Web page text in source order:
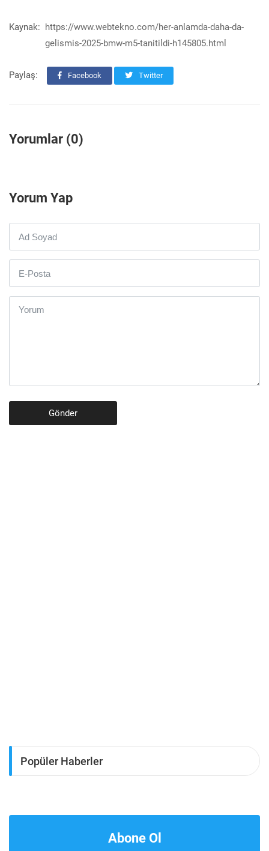
Kaynak: https://www.webtekno.com/her-anlamda-daha-da-
gelismis-2025-bmw-m5-tanitildi-h145805.html
Paylaş: Facebook Twitter
Yorumlar (0)
Yorum Yap
Gönder
Popüler Haberler
Abone Ol